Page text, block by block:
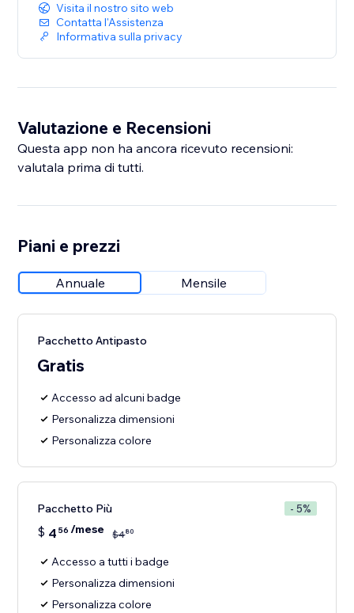
Visita il nostro sito web
Contatta l'Assistenza
Informativa sulla privacy
Valutazione e Recensioni
Questa app non ha ancora ricevuto recensioni:
valutala prima di tutti.
Piani e prezzi
Annuale Mensile
Pacchetto Antipasto
Gratis
Accesso ad alcuni badge
Personalizza dimensioni
Personalizza colore
Pacchetto Più - 5%
$ 4 56 /mese $480
Accesso a tutti i badge
Personalizza dimensioni
Personalizza colore